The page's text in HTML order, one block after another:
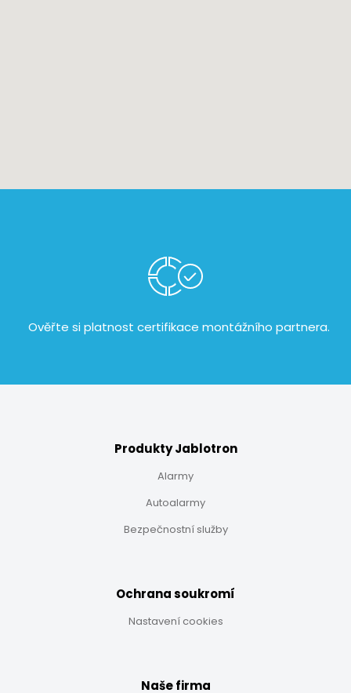
Ověřte si platnost certifikace montážního partnera.
Produkty Jablotron
Alarmy
Autoalarmy
Bezpečnostní služby
Ochrana soukromí
Nastavení cookies
Naše firma